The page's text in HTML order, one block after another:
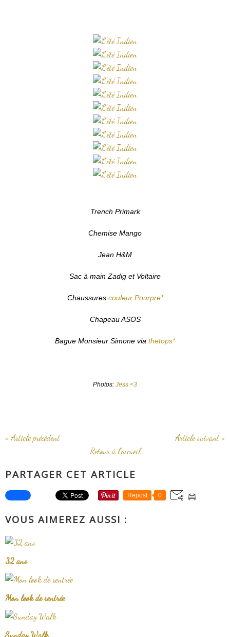
Trench Primark
Chemise Mango
Jean H&M
Sac à main Zadig et Voltaire
Chaussures couleur Pourpre*
Chapeau ASOS
Bague Monsieur Simone via thetops*
Photos: Jess <3
« Article précédent
Article suivant »
Retour à l'accueil
PARTAGER CET ARTICLE
Repost 0
VOUS AIMEREZ AUSSI :
32 ans
Mon look de rentrée
Sunday Walk